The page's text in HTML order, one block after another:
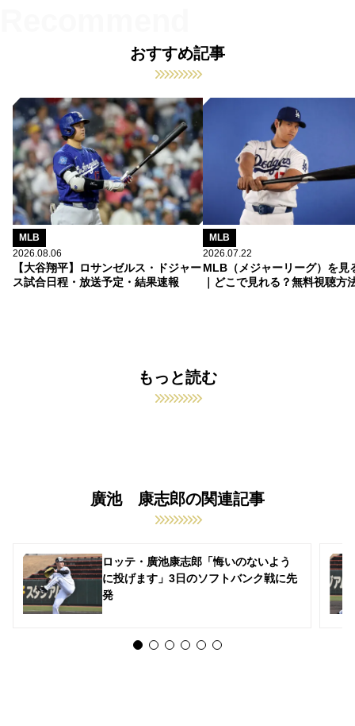
おすすめ記事
MLB
2026.08.06
【大谷翔平】ロサンゼルス・ドジャー
ス試合日程・放送予定・結果速報
MLB
2026.07.22
MLB（メジャーリーグ）を見
｜どこで見れる？無料視聴方
もっと読む
廣池 康志郎の関連記事
ロッテ・廣池康志郎「悔いのないよう
に投げます」3日のソフトバンク戦に先
発